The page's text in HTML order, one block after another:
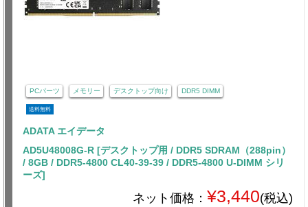
PCパーツ メモリー デスクトップ向け DDR5 DIMM
送料無料
ADATA エイデータ
AD5U48008G-R [デスクトップ用 / DDR5 SDRAM（288pin）
/ 8GB / DDR5-4800 CL40-39-39 / DDR5-4800 U-DIMM シリ
ーズ]
ネット価格： ¥3,440(税込)